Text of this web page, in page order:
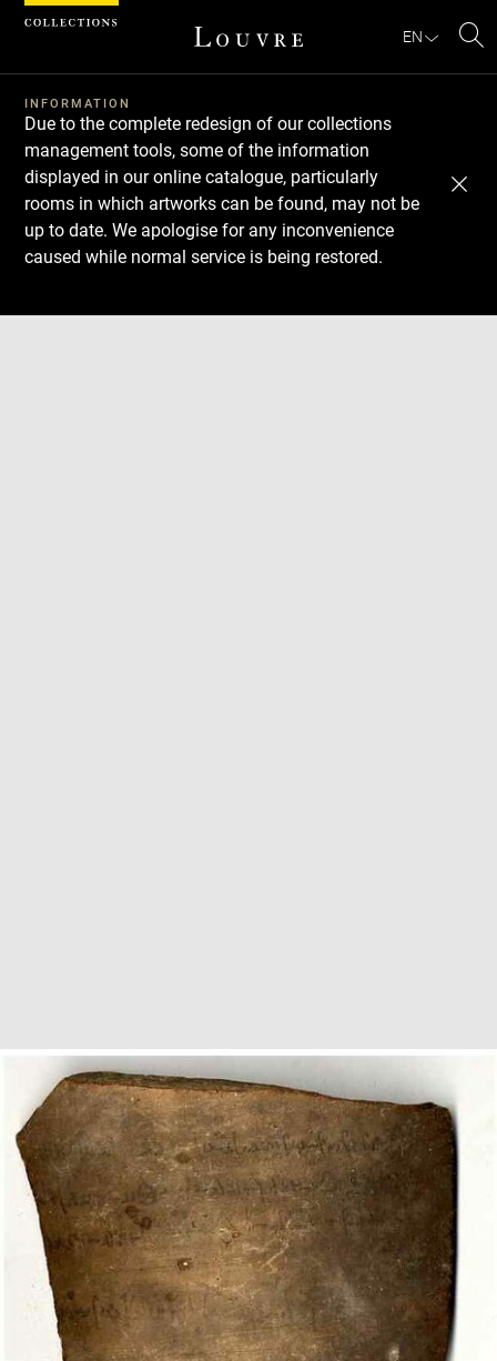
EN
INFORMATION
Due to the complete redesign of our collections
management tools, some of the information
displayed in our online catalogue, particularly
rooms in which artworks can be found, may not be
up to date. We apologise for any inconvenience
caused while normal service is being restored.
Download
Next
Previous
Cookies management panel